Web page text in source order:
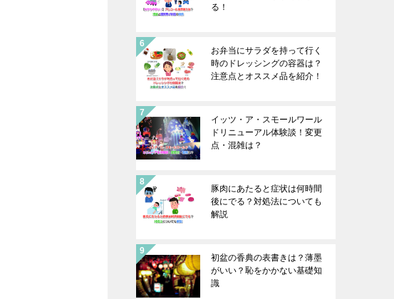
る！
お弁当にサラダを持って行く
時のドレッシングの容器は？
注意点とオススメ品を紹介！
イッツ・ア・スモールワール
ドリニューアル体験談！変更
点・混雑は？
豚肉にあたると症状は何時間
後にでる？対処法についても
解説
初盆の香典の表書きは？薄墨
がいい？恥をかかない基礎知
識